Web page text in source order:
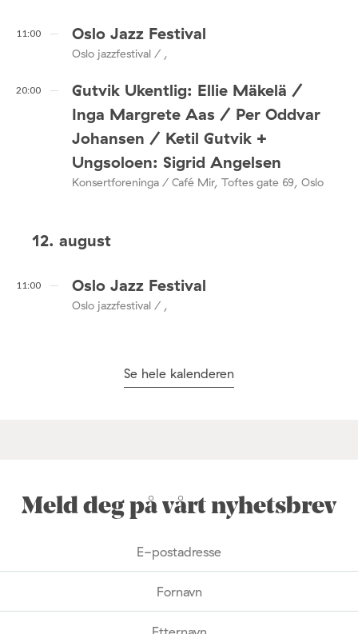
11:00 Oslo Jazz Festival
Oslo jazzfestival / ,
20:00
Gutvik Ukentlig: Ellie Mäkelä /
Inga Margrete Aas / Per Oddvar
Johansen / Ketil Gutvik +
Ungsoloen: Sigrid Angelsen
Konsertforeninga / Café Mir, Toftes gate 69, Oslo
12. august
11:00 Oslo Jazz Festival
Oslo jazzfestival / ,
Se hele kalenderen
Meld deg på vårt nyhetsbrev